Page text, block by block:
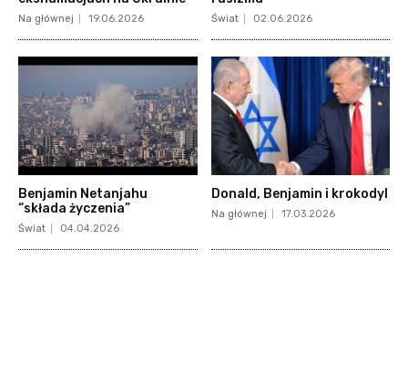
Na głównej 19.06.2026 Świat 02.06.2026
Benjamin Netanjahu
“składa życzenia”
Świat 04.04.2026
Donald, Benjamin i krokodyl
Na głównej 17.03.2026